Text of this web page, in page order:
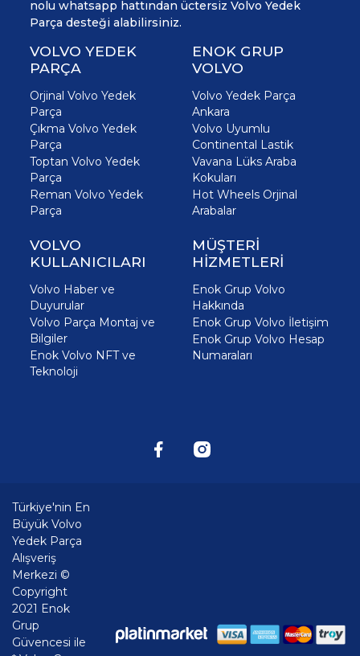
nolu whatsapp hattından üctersiz Volvo Yedek
Parça desteği alabilirsiniz.
VOLVO YEDEK
PARÇA
Orjinal Volvo Yedek
Parça
Çıkma Volvo Yedek
Parça
Toptan Volvo Yedek
Parça
Reman Volvo Yedek
Parça
ENOK GRUP
VOLVO
Volvo Yedek Parça
Ankara
Volvo Uyumlu
Continental Lastik
Vavana Lüks Araba
Kokuları
Hot Wheels Orjinal
Arabalar
VOLVO
KULLANICILARI
Volvo Haber ve
Duyurular
Volvo Parça Montaj ve
Bilgiler
Enok Volvo NFT ve
Teknoloji
MÜŞTERİ
HİZMETLERİ
Enok Grup Volvo
Hakkında
Enok Grup Volvo İletişim
Enok Grup Volvo Hesap
Numaraları
Türkiye'nin En
Büyük Volvo
Yedek Parça
Alışveriş
Merkezi ©
Copyright
2021 Enok
Grup
Güvencesi ile